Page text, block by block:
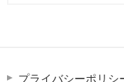
プライバシーポリシ